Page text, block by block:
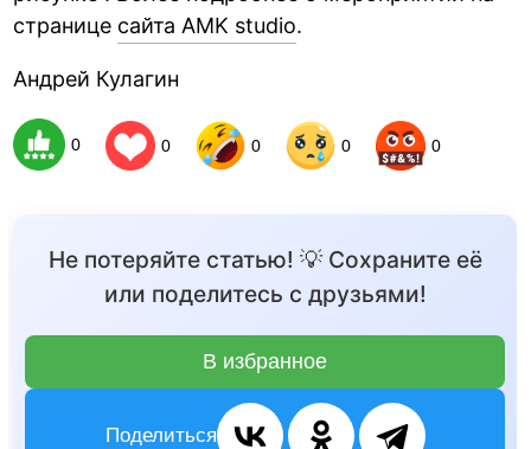
странице сайта AMK studio.
Андрей Кулагин
0 0 0 0 0
Не потеряйте статью! 💡 Сохраните её
или поделитесь с друзьями!
В избранное
Поделиться